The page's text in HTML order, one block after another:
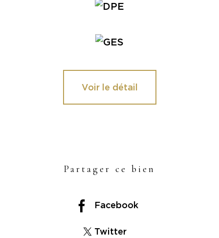
Voir le détail
Partager ce bien
Facebook
Twitter